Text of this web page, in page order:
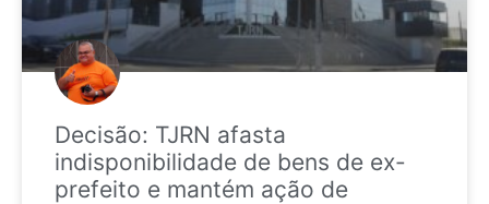
Decisão: TJRN afasta
indisponibilidade de bens de ex-
prefeito e mantém ação de